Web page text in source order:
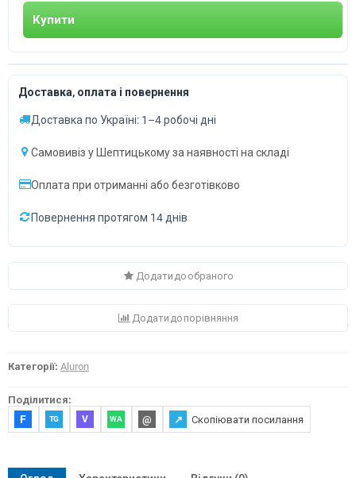
Купити
Доставка, оплата і повернення
Доставка по Україні: 1–4 робочі дні
Самовивіз у Шептицькому за наявності на складі
Оплата при отриманні або безготівково
Повернення протягом 14 днів
Додати до обраного
Додати до порівняння
Категорії: Aluron
Поділитися:
F TG V WA @ ↗ Скопіювати посилання